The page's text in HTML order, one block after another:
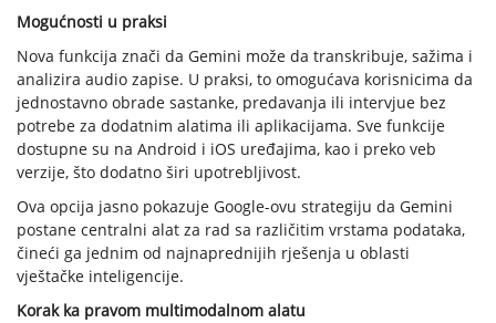
Mogućnosti u praksi
Nova funkcija znači da Gemini može da transkribuje, sažima i
analizira audio zapise. U praksi, to omogućava korisnicima da
jednostavno obrade sastanke, predavanja ili intervjue bez
potrebe za dodatnim alatima ili aplikacijama. Sve funkcije
dostupne su na Android i iOS uređajima, kao i preko veb
verzije, što dodatno širi upotrebljivost.
Ova opcija jasno pokazuje Google-ovu strategiju da Gemini
postane centralni alat za rad sa različitim vrstama podataka,
čineći ga jednim od najnaprednijih rješenja u oblasti
vještačke inteligencije.
Korak ka pravom multimodalnom alatu